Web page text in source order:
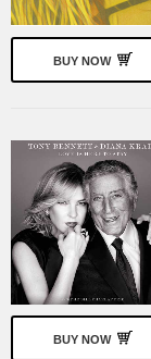
BUY NOW
BUY NOW